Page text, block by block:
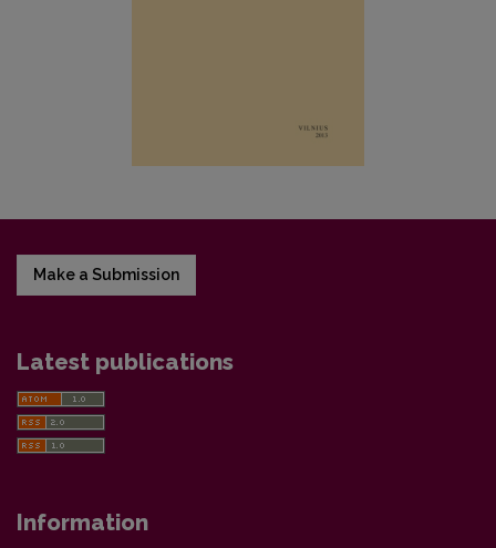
Make a Submission
Latest publications
Information